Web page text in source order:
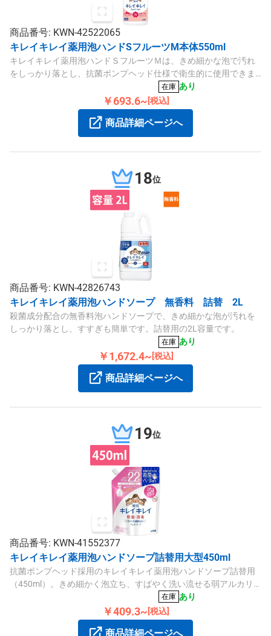
商品番号: KWN-42522065
キレイキレイ薬用泡ハンドSフルーツM本体550ml
キレイキレイ薬用泡ハンドＳフルーツＭは、きめ細かな泡で汚れ
をしっかり落とし、抗菌ポンプヘッド仕様で衛生的に使用できま
在庫 あり
￥693.6~ [税込]
商品詳細ページへ
18位
商品番号: KWN-42826743
キレイキレイ薬用泡ハンドソープ 無香料 詰替 2L
殺菌成分配合の無香料泡ハンドソープで、きめ細かな泡が汚れを
しっかり落とし、すすぎも簡単です。詰替用の2L容量です。
在庫 あり
￥1,672.4~ [税込]
商品詳細ページへ
19位
商品番号: KWN-41552377
キレイキレイ薬用泡ハンドソープ詰替用大型450ml
抗菌ポンプヘッド採用のキレイキレイ薬用泡ハンドソープ詰替用
（450ml）。きめ細かく泡立ち、すばやく洗い流せる弱アルカリ
在庫 あり
￥409.3~ [税込]
商品詳細ページへ